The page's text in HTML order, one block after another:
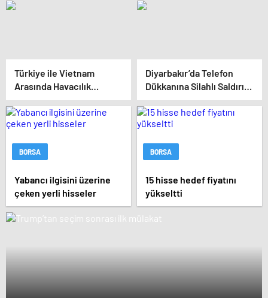
Yitirdi: Sanığın
Türkiye ile Vietnam
Arasında Havacılık
Anlaşması: Haftalık Sefer
Sayısı 42’ye Yükseldi
Diyarbakır’da Telefon
Dükkanına Silahlı Saldırı: 2
Kişiyi Yaralayan Şüpheli
Tutuklandı
BORSA
Yabancı ilgisini üzerine
çeken yerli hisseler
BORSA
15 hisse hedef fiyatını
yükseltti